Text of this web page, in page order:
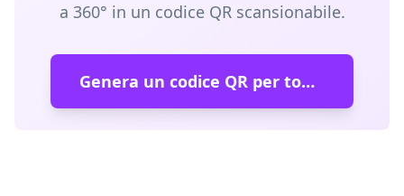
a 360° in un codice QR scansionabile.
Genera un codice QR per tour virtuale